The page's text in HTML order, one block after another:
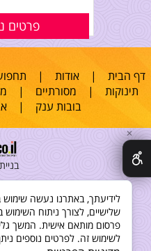
פרטים
דף הבית |אודות |
תינוקות | מסורתיים |
בובות ענק |
✕
שלישיים, לצורך ניתוח
פרסום מותאם אישית. המשך
לשימוש זה. לפרטים נוספים